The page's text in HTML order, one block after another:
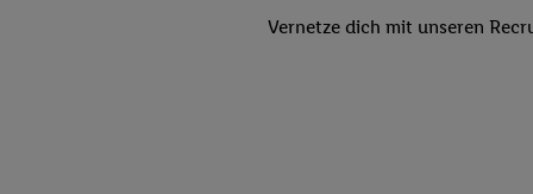
Vernetze dich mit unseren
zur Auswahl